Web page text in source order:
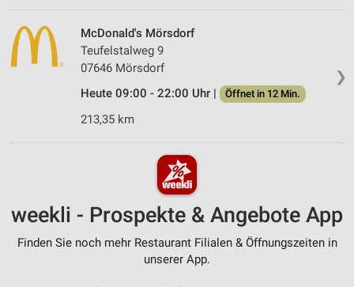
❯
McDonald's Mörsdorf
Teufelstalweg 9
07646 Mörsdorf
Heute 09:00 - 22:00 Uhr |
Öffnet in 12 Min.
213,35 km
weekli - Prospekte & Angebote App
Finden Sie noch mehr Restaurant Filialen & Öffnungszeiten in
unserer App.